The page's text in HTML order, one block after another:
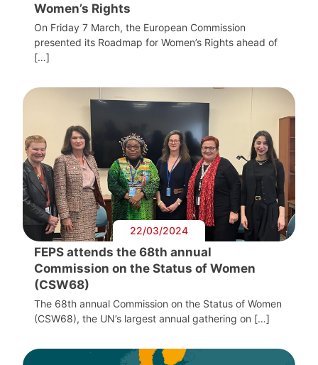
Women’s Rights
On Friday 7 March, the European Commission
presented its Roadmap for Women’s Rights ahead of
[…]
22/03/2024
FEPS attends the 68th annual
Commission on the Status of Women
(CSW68)
The 68th annual Commission on the Status of Women
(CSW68), the UN’s largest annual gathering on […]